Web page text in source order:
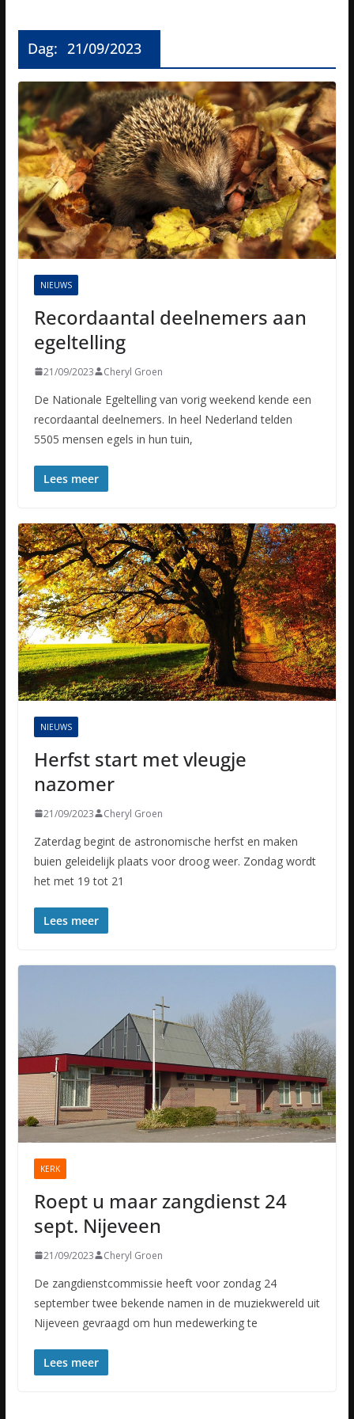
Dag: 21/09/2023
NIEUWS
Recordaantal deelnemers aan
egeltelling
21/09/2023 Cheryl Groen
De Nationale Egeltelling van vorig weekend kende een
recordaantal deelnemers. In heel Nederland telden
5505 mensen egels in hun tuin,
Lees meer
NIEUWS
Herfst start met vleugje
nazomer
21/09/2023 Cheryl Groen
Zaterdag begint de astronomische herfst en maken
buien geleidelijk plaats voor droog weer. Zondag wordt
het met 19 tot 21
Lees meer
KERK
Roept u maar zangdienst 24
sept. Nijeveen
21/09/2023 Cheryl Groen
De zangdienstcommissie heeft voor zondag 24
september twee bekende namen in de muziekwereld uit
Nijeveen gevraagd om hun medewerking te
Lees meer